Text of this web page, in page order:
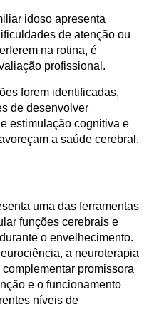
idoso apresenta
de atenção ou
na rotina, é
profissional.
forem identificadas,
de desenvolver
estimulação cognitiva e
a saúde cerebral.
uma das ferramentas
funções cerebrais e
o envelhecimento.
a neuroterapia
promissora
e o funcionamento
níveis de